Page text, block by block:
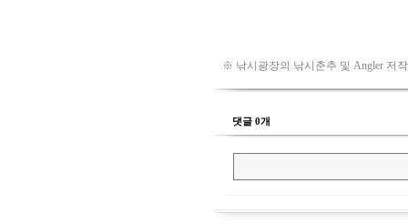
※ 낚시광장의 낚시춘추 및 Angler 저
댓글 0개